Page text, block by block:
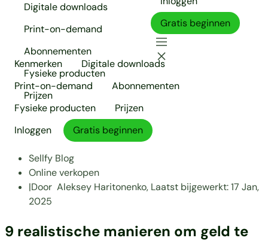
Digitale downloads
Print-on-demand
Abonnementen
Fysieke producten
Prijzen
Gratis beginnen
Kenmerken
Digitale downloads
Print-on-demand
Abonnementen
Fysieke producten
Prijzen
Inloggen
Gratis beginnen
Sellfy Blog
Online verkopen
|Door Aleksey Haritonenko, Laatst bijgewerkt:17 Jan,
2025
9 realistische manieren om geld te